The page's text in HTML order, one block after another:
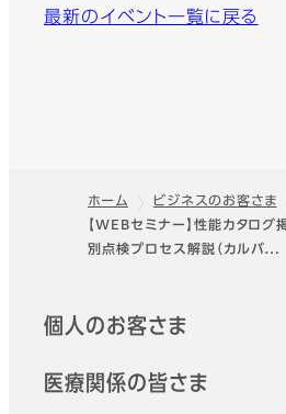
最新のイベント一覧に戻る
フッター
ホーム ビジネスのお客さま
【WEBセミナー】性能カタログ
別点検プロセス解説（カルバ…
クイックリンク
個人のお客さま
医療関係の皆さま